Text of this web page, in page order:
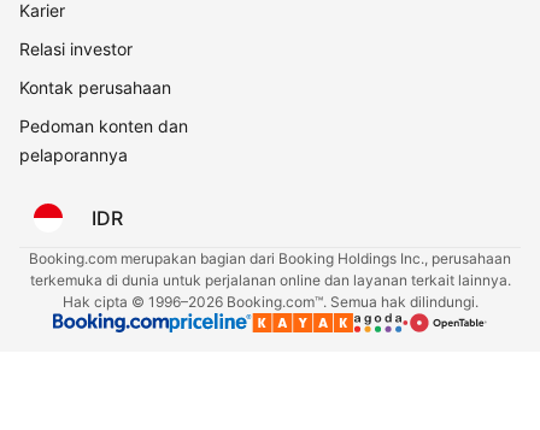
Karier
Relasi investor
Kontak perusahaan
Pedoman konten dan
pelaporannya
IDR
Booking.com merupakan bagian dari Booking Holdings Inc., perusahaan
terkemuka di dunia untuk perjalanan online dan layanan terkait lainnya.
Hak cipta © 1996–2026 Booking.com™. Semua hak dilindungi.